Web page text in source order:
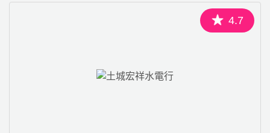
4.7